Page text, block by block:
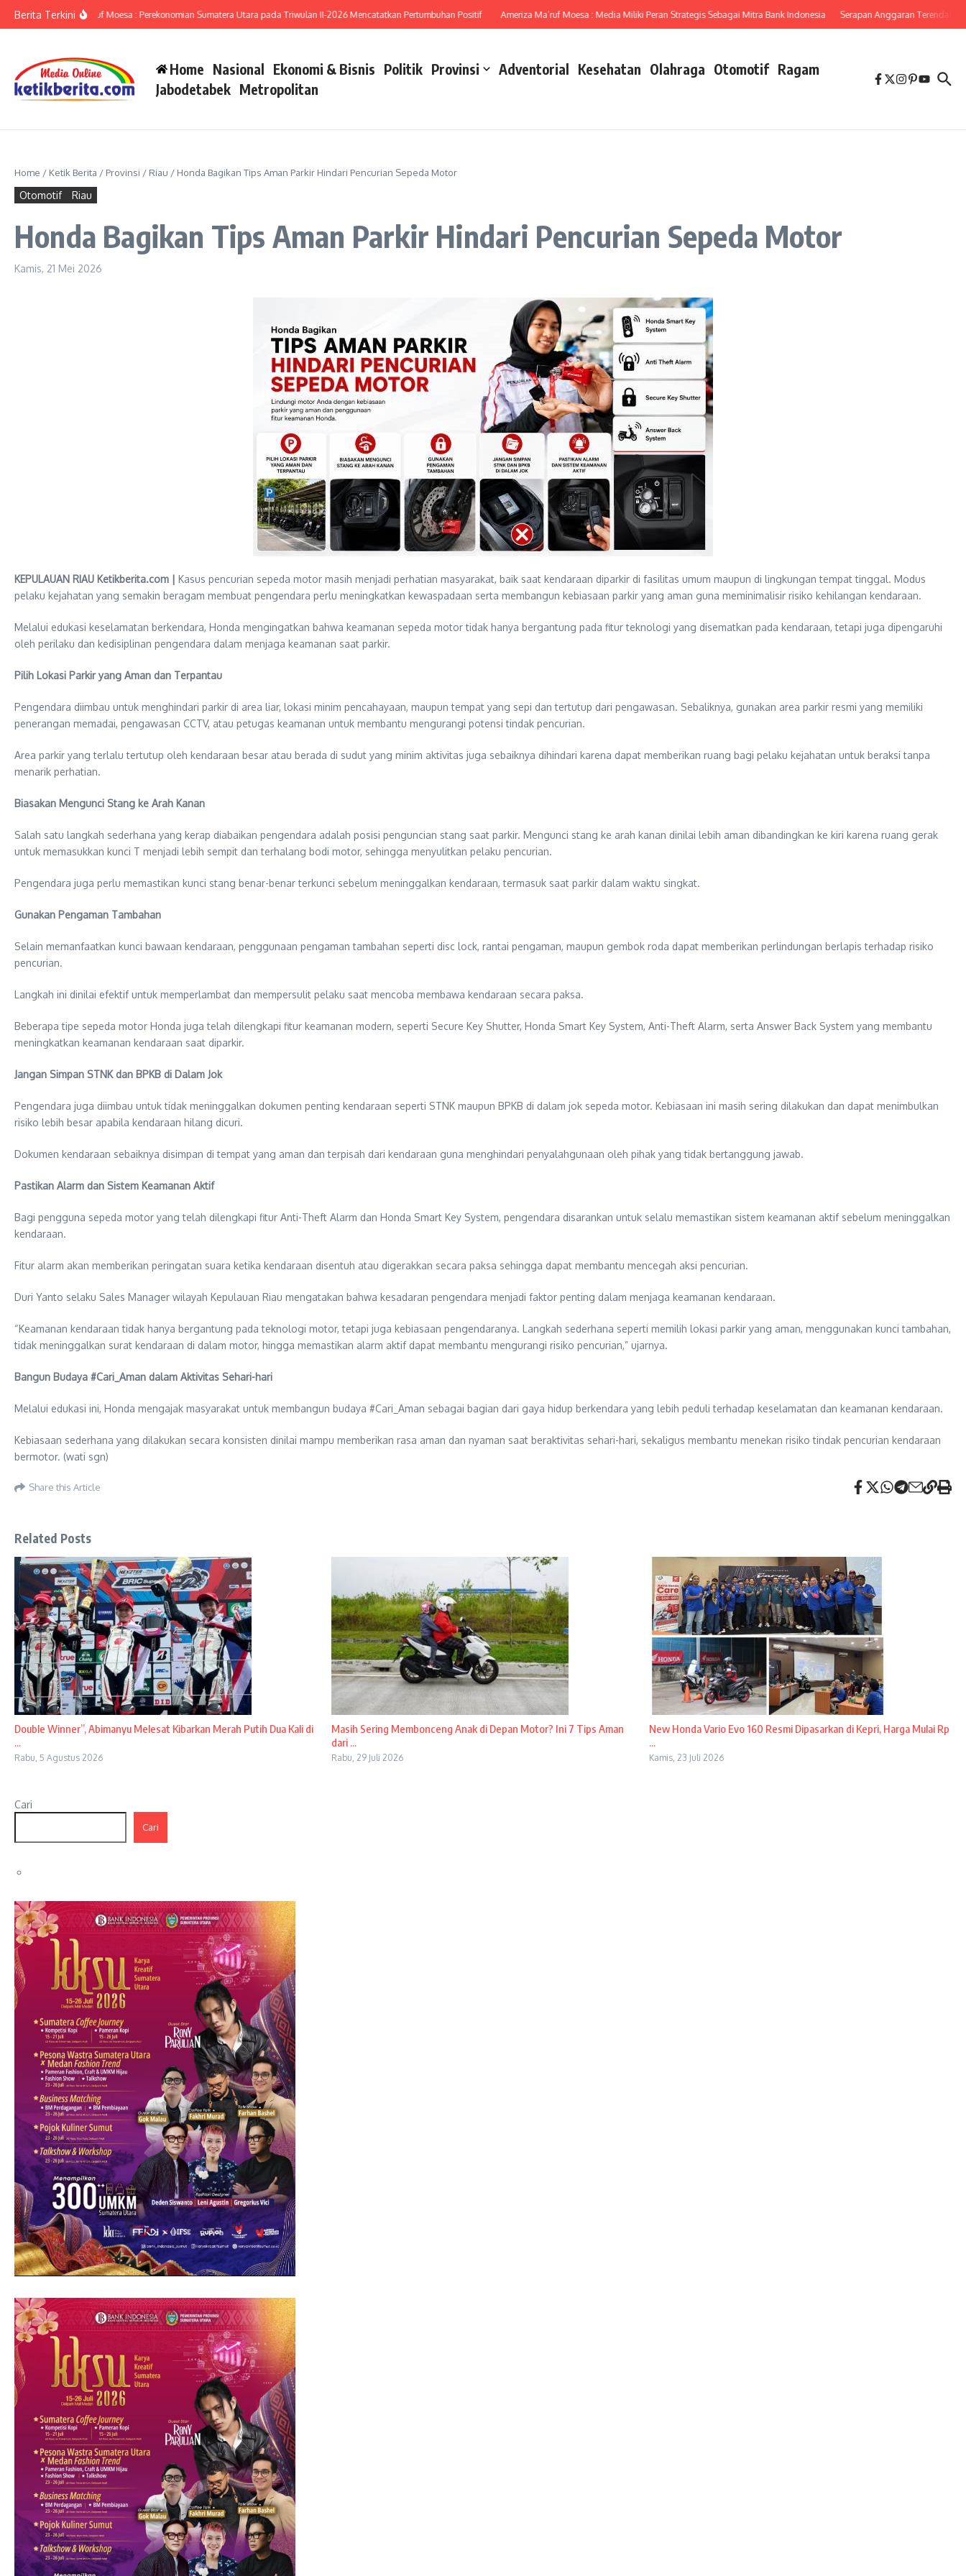
Berita Terkini
Ameriza Ma’ruf Moesa : Perekonomian Sumatera Utara pada Triwulan II-2026 Mencatatkan Pertumbuhan Positif Ameriza Ma’ruf Moesa : Media Miliki Peran Strategis Sebagai Mitra Bank Indonesia Serapan Anggaran Terendah,
Home Nasional Ekonomi & Bisnis Politik Provinsi Adventorial Kesehatan Olahraga Otomotif Ragam
Jabodetabek Metropolitan
Home / Ketik Berita / Provinsi / Riau / Honda Bagikan Tips Aman Parkir Hindari Pencurian Sepeda Motor
Otomotif Riau
Honda Bagikan Tips Aman Parkir Hindari Pencurian Sepeda Motor
Kamis, 21 Mei 2026
KEPULAUAN RIAU Ketikberita.com | Kasus pencurian sepeda motor masih menjadi perhatian masyarakat, baik saat kendaraan diparkir di fasilitas umum maupun di lingkungan tempat tinggal. Modus
pelaku kejahatan yang semakin beragam membuat pengendara perlu meningkatkan kewaspadaan serta membangun kebiasaan parkir yang aman guna meminimalisir risiko kehilangan kendaraan.
Melalui edukasi keselamatan berkendara, Honda mengingatkan bahwa keamanan sepeda motor tidak hanya bergantung pada fitur teknologi yang disematkan pada kendaraan, tetapi juga dipengaruhi
oleh perilaku dan kedisiplinan pengendara dalam menjaga keamanan saat parkir.
Pilih Lokasi Parkir yang Aman dan Terpantau
Pengendara diimbau untuk menghindari parkir di area liar, lokasi minim pencahayaan, maupun tempat yang sepi dan tertutup dari pengawasan. Sebaliknya, gunakan area parkir resmi yang memiliki
penerangan memadai, pengawasan CCTV, atau petugas keamanan untuk membantu mengurangi potensi tindak pencurian.
Area parkir yang terlalu tertutup oleh kendaraan besar atau berada di sudut yang minim aktivitas juga sebaiknya dihindari karena dapat memberikan ruang bagi pelaku kejahatan untuk beraksi tanpa
menarik perhatian.
Biasakan Mengunci Stang ke Arah Kanan
Salah satu langkah sederhana yang kerap diabaikan pengendara adalah posisi penguncian stang saat parkir. Mengunci stang ke arah kanan dinilai lebih aman dibandingkan ke kiri karena ruang gerak
untuk memasukkan kunci T menjadi lebih sempit dan terhalang bodi motor, sehingga menyulitkan pelaku pencurian.
Pengendara juga perlu memastikan kunci stang benar-benar terkunci sebelum meninggalkan kendaraan, termasuk saat parkir dalam waktu singkat.
Gunakan Pengaman Tambahan
Selain memanfaatkan kunci bawaan kendaraan, penggunaan pengaman tambahan seperti disc lock, rantai pengaman, maupun gembok roda dapat memberikan perlindungan berlapis terhadap risiko
pencurian.
Langkah ini dinilai efektif untuk memperlambat dan mempersulit pelaku saat mencoba membawa kendaraan secara paksa.
Beberapa tipe sepeda motor Honda juga telah dilengkapi fitur keamanan modern, seperti Secure Key Shutter, Honda Smart Key System, Anti-Theft Alarm, serta Answer Back System yang membantu
meningkatkan keamanan kendaraan saat diparkir.
Jangan Simpan STNK dan BPKB di Dalam Jok
Pengendara juga diimbau untuk tidak meninggalkan dokumen penting kendaraan seperti STNK maupun BPKB di dalam jok sepeda motor. Kebiasaan ini masih sering dilakukan dan dapat menimbulkan
risiko lebih besar apabila kendaraan hilang dicuri.
Dokumen kendaraan sebaiknya disimpan di tempat yang aman dan terpisah dari kendaraan guna menghindari penyalahgunaan oleh pihak yang tidak bertanggung jawab.
Pastikan Alarm dan Sistem Keamanan Aktif
Bagi pengguna sepeda motor yang telah dilengkapi fitur Anti-Theft Alarm dan Honda Smart Key System, pengendara disarankan untuk selalu memastikan sistem keamanan aktif sebelum meninggalkan
kendaraan.
Fitur alarm akan memberikan peringatan suara ketika kendaraan disentuh atau digerakkan secara paksa sehingga dapat membantu mencegah aksi pencurian.
Duri Yanto selaku Sales Manager wilayah Kepulauan Riau mengatakan bahwa kesadaran pengendara menjadi faktor penting dalam menjaga keamanan kendaraan.
“Keamanan kendaraan tidak hanya bergantung pada teknologi motor, tetapi juga kebiasaan pengendaranya. Langkah sederhana seperti memilih lokasi parkir yang aman, menggunakan kunci tambahan,
tidak meninggalkan surat kendaraan di dalam motor, hingga memastikan alarm aktif dapat membantu mengurangi risiko pencurian,” ujarnya.
Bangun Budaya #Cari_Aman dalam Aktivitas Sehari-hari
Melalui edukasi ini, Honda mengajak masyarakat untuk membangun budaya #Cari_Aman sebagai bagian dari gaya hidup berkendara yang lebih peduli terhadap keselamatan dan keamanan kendaraan.
Kebiasaan sederhana yang dilakukan secara konsisten dinilai mampu memberikan rasa aman dan nyaman saat beraktivitas sehari-hari, sekaligus membantu menekan risiko tindak pencurian kendaraan
bermotor. (wati sgn)
Share this Article
Related Posts
Double Winner”, Abimanyu Melesat Kibarkan Merah Putih Dua Kali di
...
Rabu, 5 Agustus 2026
Masih Sering Membonceng Anak di Depan Motor? Ini 7 Tips Aman
dari ...
Rabu, 29 Juli 2026
New Honda Vario Evo 160 Resmi Dipasarkan di Kepri, Harga Mulai Rp
...
Kamis, 23 Juli 2026
Cari
Cari